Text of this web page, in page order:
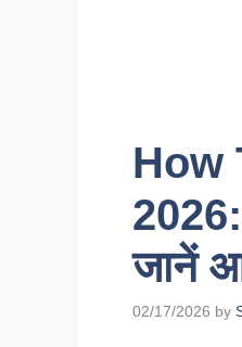
How
जानें
02/17/2026 by